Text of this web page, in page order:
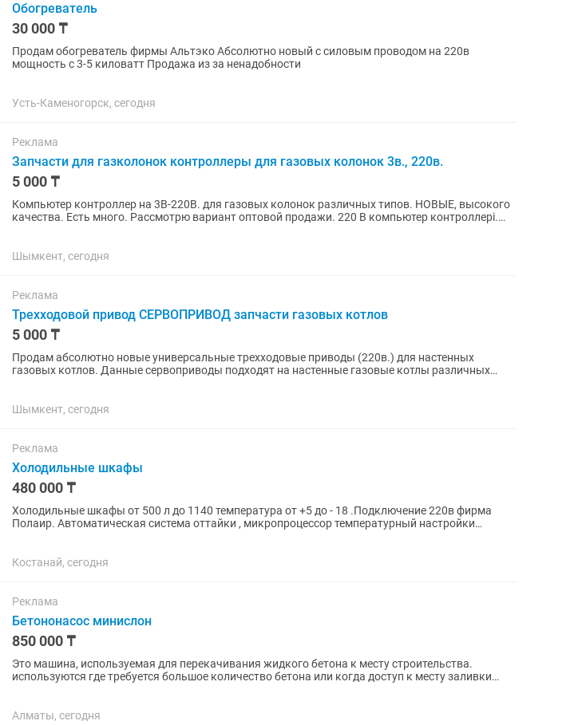
Обогреватель
30 000 ₸
Продам обогреватель фирмы Альтэко Абсолютно новый с силовым проводом на 220в
мощность с 3-5 киловатт Продажа из за ненадобности
Усть-Каменогорск, сегодня
Реклама
Запчасти для газколонок контроллеры для газовых колонок 3в., 220в.
5 000 ₸
Компьютер контроллер на 3В-220В. для газовых колонок различных типов. НОВЫЕ, высокого
качества. Есть много. Рассмотрю вариант оптовой продажи. 220 В компьютер контроллері.
Шымкент, сегодня
Реклама
Трехходовой привод СЕРВОПРИВОД запчасти газовых котлов
5 000 ₸
Продам абсолютно новые универсальные трехходовые приводы (220в.) для настенных
газовых котлов. Данные сервоприводы подходят на настенные газовые котлы различных
Шымкент, сегодня
Реклама
Холодильные шкафы
480 000 ₸
Холодильные шкафы от 500 л до 1140 температура от +5 до - 18 .Подключение 220в фирма
Полаир. Автоматическая система оттайки , микропроцессор температурный настройки
Костанай, сегодня
Реклама
Бетононасос минислон
850 000 ₸
Это машина, используемая для перекачивания жидкого бетона к месту строительства.
используются где требуется большое количество бетона или когда доступ к месту заливки
Алматы, сегодня